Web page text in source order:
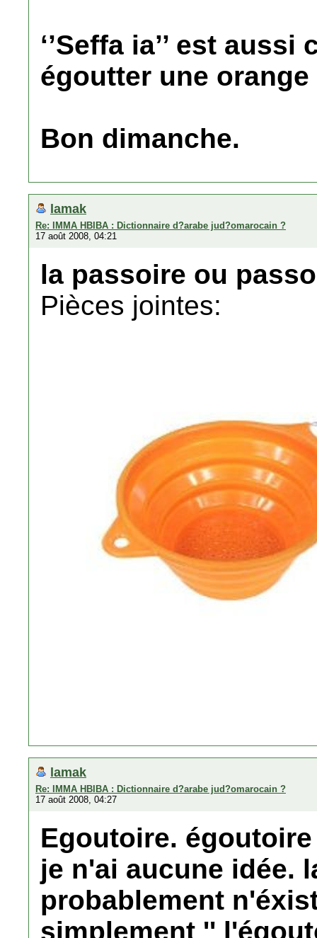
‘’Seffa ia’’ est
égoutter une
Bon dimanche.
lamak
Re: IMMA HBIBA : Dictionnaire d?arabe jud?omarocain ?
17 août 2008, 04:21
la passoire ou
Pièces jointes:
lamak
Re: IMMA HBIBA : Dictionnaire d?arabe jud?omarocain ?
17 août 2008, 04:27
Egoutoire.
je n'ai aucune idée.
probablement
simplement ''